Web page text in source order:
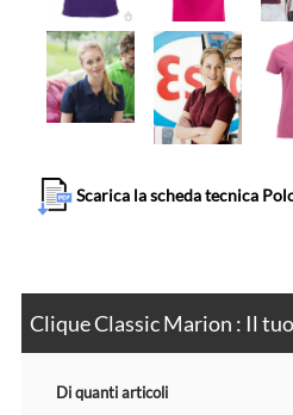
Scarica la scheda tecnica
Clique Classic Marion : Il
Di quanti articoli